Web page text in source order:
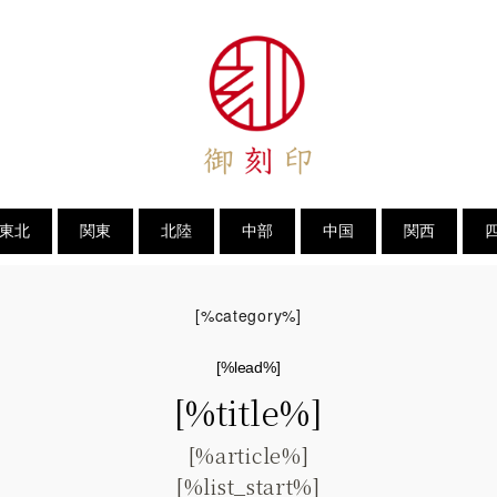
東北 関東 北陸 中部 中国 関西
[%category%]
[%lead%]
[%title%]
[%article%]
[%list_start%]